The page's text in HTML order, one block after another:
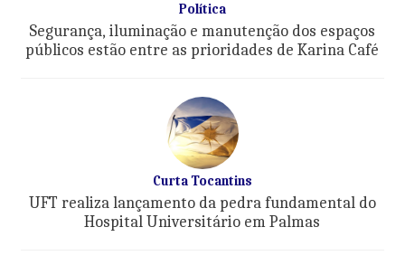
Política
Segurança, iluminação e manutenção dos espaços
públicos estão entre as prioridades de Karina Café
Curta Tocantins
UFT realiza lançamento da pedra fundamental do
Hospital Universitário em Palmas